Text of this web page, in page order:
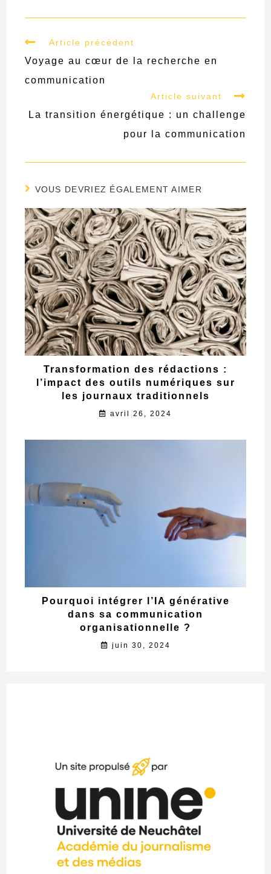
Read
articles
Article précédent
Voyage au cœur de la recherche en
communication
Article suivant
La transition énergétique : un challenge
pour la communication
VOUS DEVRIEZ ÉGALEMENT AIMER
Transformation des rédactions :
l’impact des outils numériques sur
les journaux traditionnels
avril 26, 2024
Pourquoi intégrer l’IA générative
dans sa communication
organisationnelle ?
juin 30, 2024